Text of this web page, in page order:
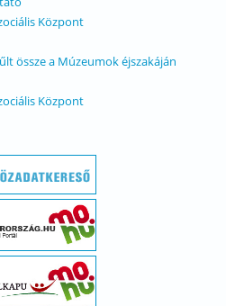
Központ
össze a Múzeumok éjszakáján
Központ